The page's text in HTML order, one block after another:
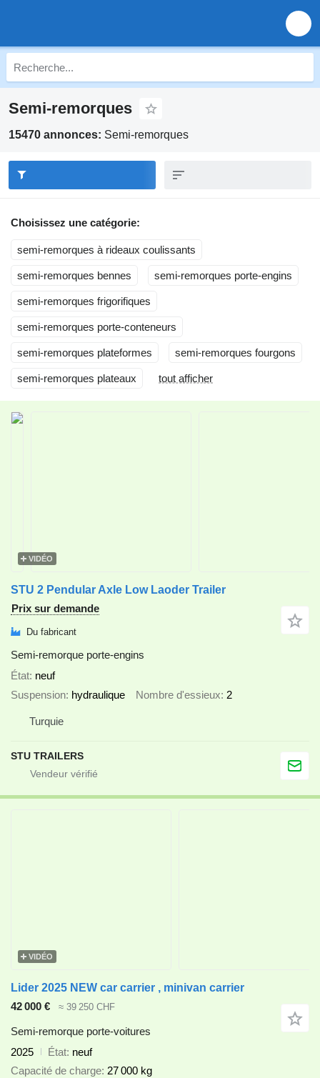
Semi-remorques
15470 annonces: Semi-remorques
Choisissez une catégorie:
semi-remorques à rideaux coulissants
semi-remorques bennes semi-remorques porte-engins
semi-remorques frigorifiques
semi-remorques porte-conteneurs
semi-remorques plateformes semi-remorques fourgons
semi-remorques plateaux tout afficher
VIDÉO
STU 2 Pendular Axle Low Laoder Trailer
Prix sur demande
Du fabricant
Semi-remorque porte-engins
État neuf
Suspension hydraulique Nombre d'essieux 2
Turquie
STU TRAILERS
VIDÉO
Lider 2025 NEW car carrier , minivan carrier
42 000 €
≈ 39 250 CHF
Semi-remorque porte-voitures
2025
État neuf
Capacité de charge 27 000 kg